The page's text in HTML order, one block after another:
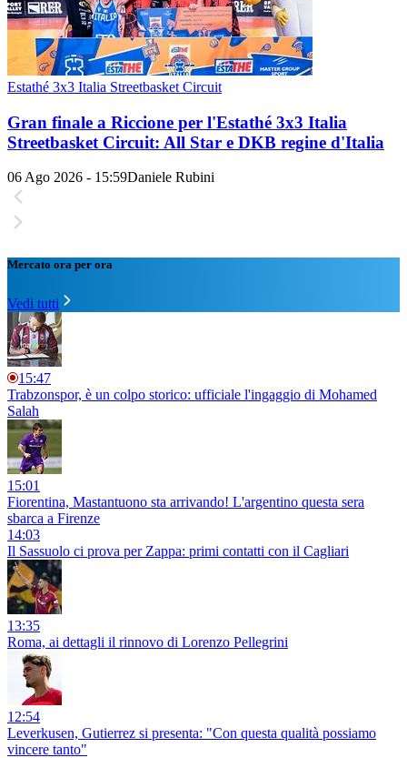
Estathé 3x3 Italia Streetbasket Circuit
Gran finale a Riccione per l'Estathé 3x3 Italia
Streetbasket Circuit: All Star e DKB regine d'Italia
06 Ago 2026 - 15:59Daniele Rubini
Mercato ora per ora
Vedi tutti
15:47
Trabzonspor, è un colpo storico: ufficiale l'ingaggio di Mohamed
Salah
15:01
Fiorentina, Mastantuono sta arrivando! L'argentino questa sera
sbarca a Firenze
14:03
Il Sassuolo ci prova per Zappa: primi contatti con il Cagliari
13:35
Roma, ai dettagli il rinnovo di Lorenzo Pellegrini
12:54
Leverkusen, Gutierrez si presenta: "Con questa qualità possiamo
vincere tanto"